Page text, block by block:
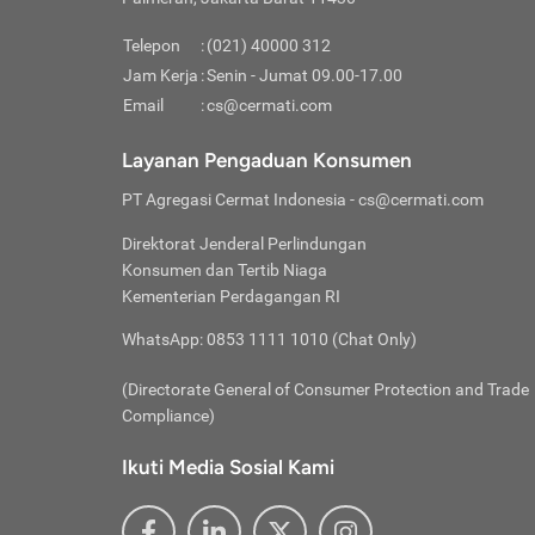
rendah
Jika
Kredit
Telepon :(021) 40000 312
Jam Kerja :Senin - Jumat 09.00-17.00
Email
:cs@cermati.com
Layanan Pengaduan Konsumen
PT Agregasi Cermat Indonesia - cs@cermati.com
Direktorat Jenderal Perlindungan
Konsumen dan Tertib Niaga
Kementerian Perdagangan RI
WhatsApp: 0853 1111 1010 (Chat Only)
(Directorate General of Consumer Protection and Trade
Compliance)
Ikuti Media Sosial Kami